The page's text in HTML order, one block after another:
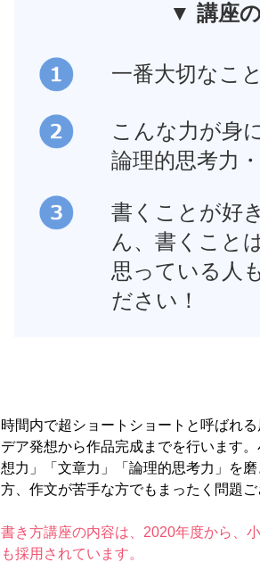
▼ 講座
一番大切なこ
こんな力が身
論理的思考力・
書くことが好
ん、書くこと
思っている人
ださい！
時間内で超ショートショートと呼ばれ
デア発想から作品完成までを行います
想力」「文章力」「論理的思考力」を
方、作文が苦手な方でもまったく問題
書き方講座の内容は、2020年度から、
も採用されています。